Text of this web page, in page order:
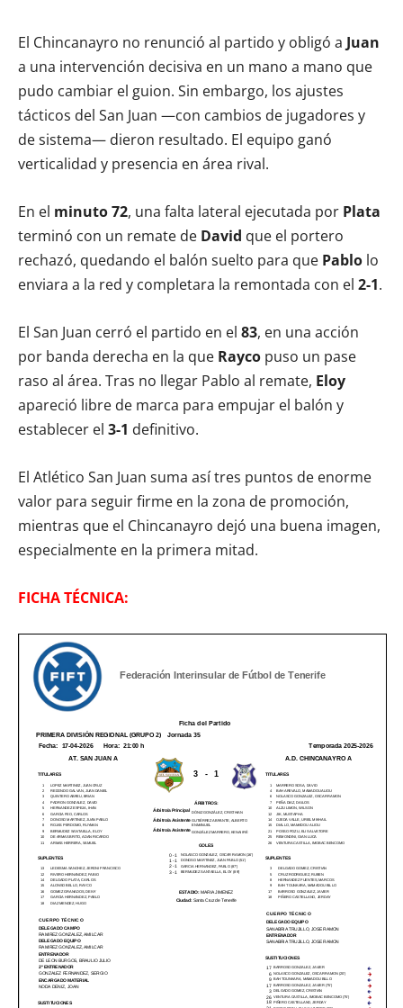
El Chincanayro no renunció al partido y obligó a Juan
a una intervención decisiva en un mano a mano que
pudo cambiar el guion. Sin embargo, los ajustes
tácticos del San Juan —con cambios de jugadores y
de sistema— dieron resultado. El equipo ganó
verticalidad y presencia en área rival.
En el minuto 72, una falta lateral ejecutada por Plata
terminó con un remate de David que el portero
rechazó, quedando el balón suelto para que Pablo lo
enviara a la red y completara la remontada con el 2-1.
El San Juan cerró el partido en el 83, en una acción
por banda derecha en la que Rayco puso un pase
raso al área. Tras no llegar Pablo al remate, Eloy
apareció libre de marca para empujar el balón y
establecer el 3-1 definitivo.
El Atlético San Juan suma así tres puntos de enorme
valor para seguir firme en la zona de promoción,
mientras que el Chincanayro dejó una buena imagen,
especialmente en la primera mitad.
FICHA TÉCNICA: